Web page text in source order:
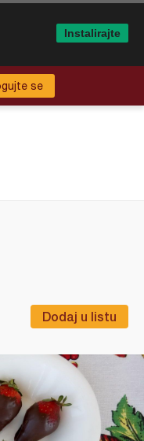
se
Dodaj u listu
Instalirajte